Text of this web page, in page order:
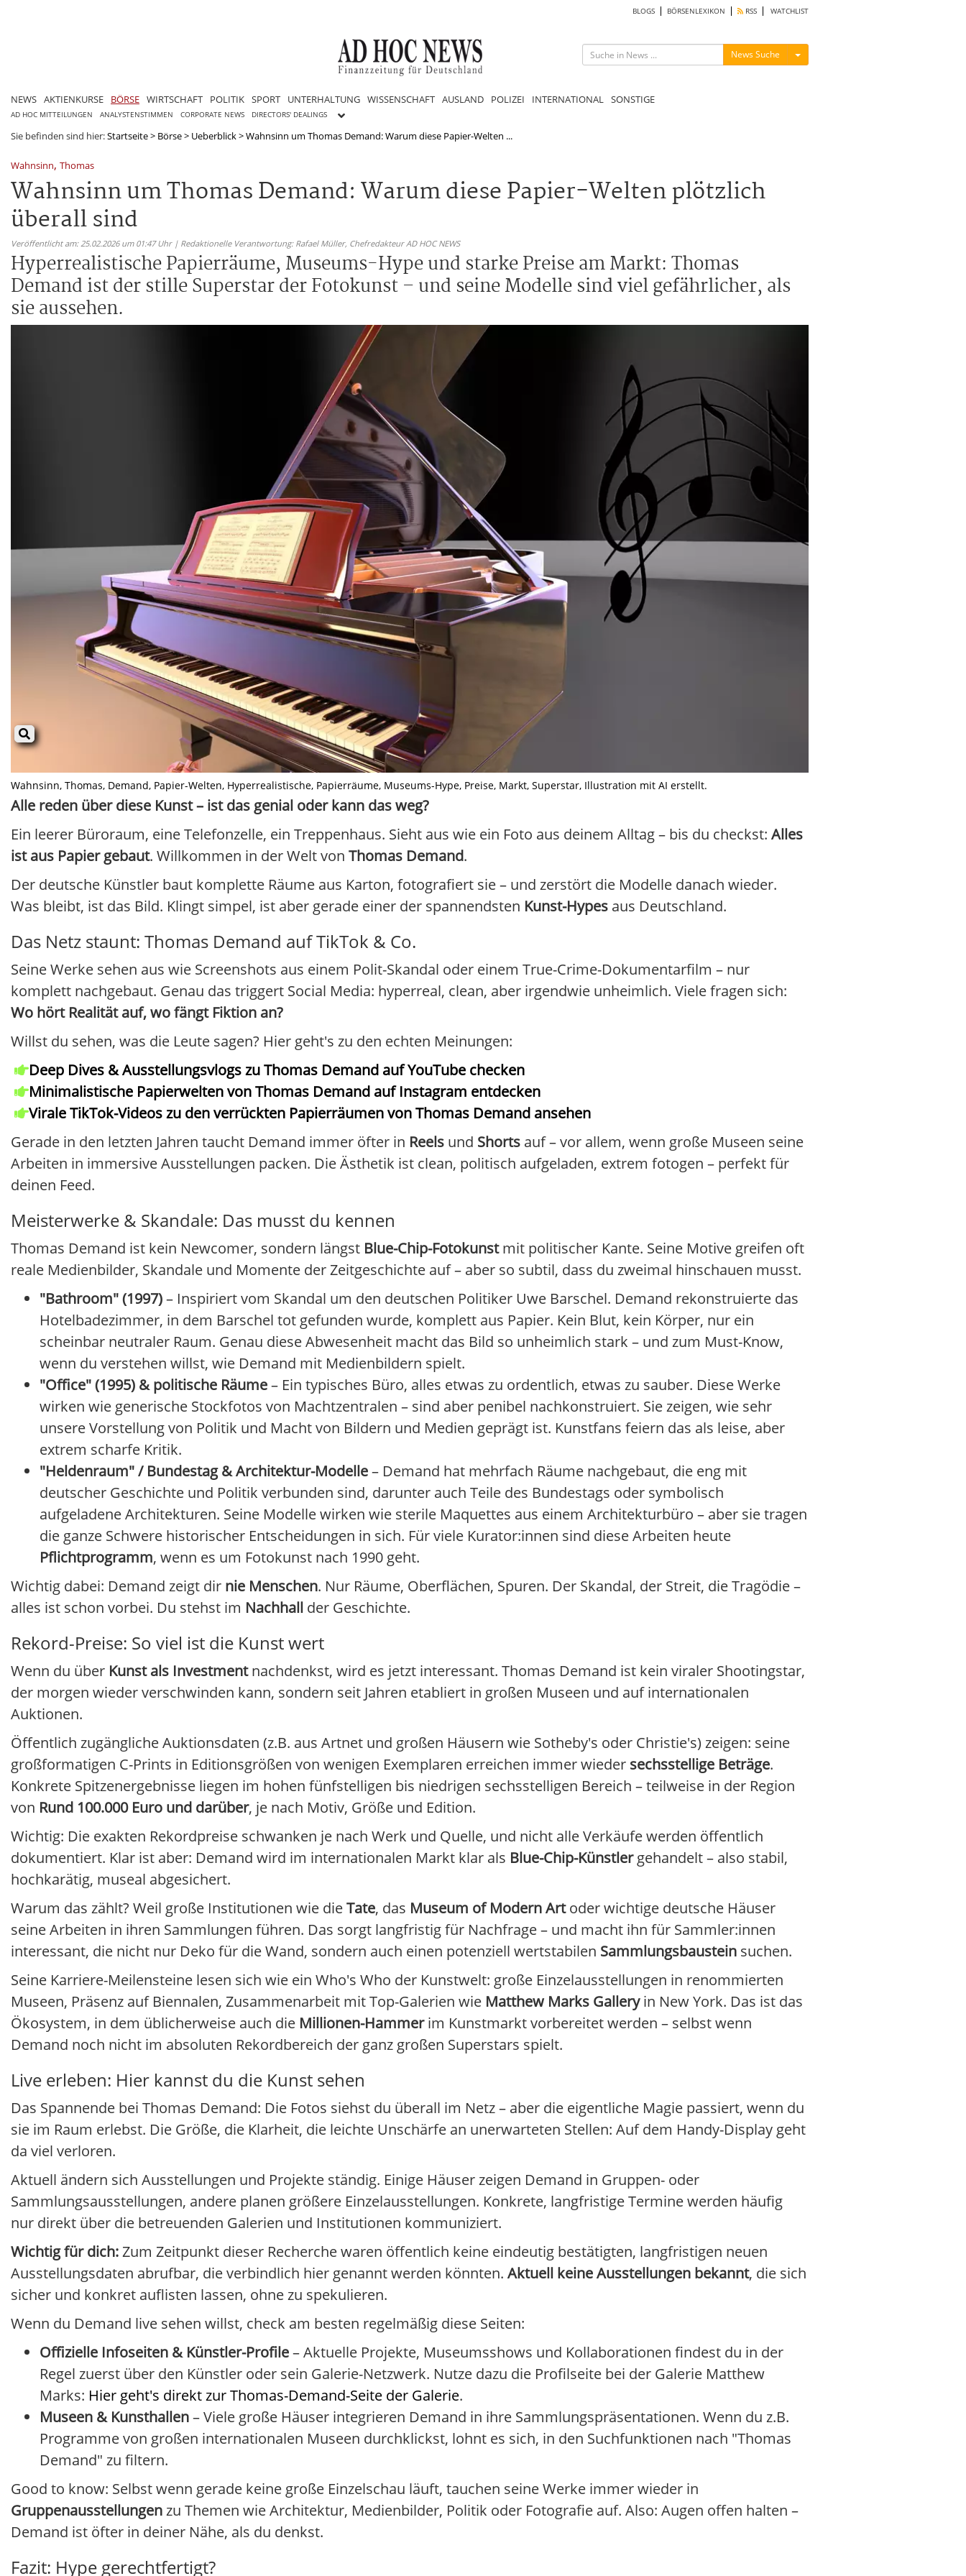
BLOGS BÖRSENLEXIKON RSS WATCHLIST
News Suche Menü ein-/ausblenden
NEWS AKTIENKURSE BÖRSE WIRTSCHAFT POLITIK SPORT UNTERHALTUNG WISSENSCHAFT AUSLAND POLIZEI INTERNATIONAL SONSTIGE
AD HOC MITTEILUNGEN ANALYSTENSTIMMEN CORPORATE NEWS DIRECTORS' DEALINGS
Sie befinden sind hier:Startseite> Börse> Ueberblick>Wahnsinn um Thomas Demand: Warum diese Papier-Welten ...
Wahnsinn, Thomas
Wahnsinn um Thomas Demand: Warum diese Papier-Welten plötzlich
überall sind
Veröffentlicht am: 25.02.2026 um 01:47 Uhr | Redaktionelle Verantwortung: Rafael Müller, Chefredakteur AD HOC NEWS
Hyperrealistische Papierräume, Museums-Hype und starke Preise am Markt: Thomas
Demand ist der stille Superstar der Fotokunst – und seine Modelle sind viel gefährlicher, als
sie aussehen.
Wahnsinn, Thomas, Demand, Papier-Welten, Hyperrealistische, Papierräume, Museums-Hype, Preise, Markt, Superstar, Illustration mit AI erstellt.
Alle reden über diese Kunst – ist das genial oder kann das weg?
Ein leerer Büroraum, eine Telefonzelle, ein Treppenhaus. Sieht aus wie ein Foto aus deinem Alltag – bis du checkst: Alles
ist aus Papier gebaut. Willkommen in der Welt von Thomas Demand.
Der deutsche Künstler baut komplette Räume aus Karton, fotografiert sie – und zerstört die Modelle danach wieder.
Was bleibt, ist das Bild. Klingt simpel, ist aber gerade einer der spannendsten Kunst-Hypes aus Deutschland.
Das Netz staunt: Thomas Demand auf TikTok & Co.
Seine Werke sehen aus wie Screenshots aus einem Polit-Skandal oder einem True-Crime-Dokumentarfilm – nur
komplett nachgebaut. Genau das triggert Social Media: hyperreal, clean, aber irgendwie unheimlich. Viele fragen sich:
Wo hört Realität auf, wo fängt Fiktion an?
Willst du sehen, was die Leute sagen? Hier geht's zu den echten Meinungen:
Deep Dives & Ausstellungsvlogs zu Thomas Demand auf YouTube checken
Minimalistische Papierwelten von Thomas Demand auf Instagram entdecken
Virale TikTok-Videos zu den verrückten Papierräumen von Thomas Demand ansehen
Gerade in den letzten Jahren taucht Demand immer öfter in Reels und Shorts auf – vor allem, wenn große Museen seine
Arbeiten in immersive Ausstellungen packen. Die Ästhetik ist clean, politisch aufgeladen, extrem fotogen – perfekt für
deinen Feed.
Meisterwerke & Skandale: Das musst du kennen
Thomas Demand ist kein Newcomer, sondern längst Blue-Chip-Fotokunstmit politischer Kante. Seine Motive greifen oft
reale Medienbilder, Skandale und Momente der Zeitgeschichte auf – aber so subtil, dass du zweimal hinschauen musst.
"Bathroom" (1997)– Inspiriert vom Skandal um den deutschen Politiker Uwe Barschel. Demand rekonstruierte das
Hotelbadezimmer, in dem Barschel tot gefunden wurde, komplett aus Papier. Kein Blut, kein Körper, nur ein
scheinbar neutraler Raum. Genau diese Abwesenheit macht das Bild so unheimlich stark – und zum Must-Know,
wenn du verstehen willst, wie Demand mit Medienbildern spielt.
"Office" (1995) & politische Räume– Ein typisches Büro, alles etwas zu ordentlich, etwas zu sauber. Diese Werke
wirken wie generische Stockfotos von Machtzentralen – sind aber penibel nachkonstruiert. Sie zeigen, wie sehr
unsere Vorstellung von Politik und Macht von Bildern und Medien geprägt ist. Kunstfans feiern das als leise, aber
extrem scharfe Kritik.
"Heldenraum" / Bundestag & Architektur-Modelle– Demand hat mehrfach Räume nachgebaut, die eng mit
deutscher Geschichte und Politik verbunden sind, darunter auch Teile des Bundestags oder symbolisch
aufgeladene Architekturen. Seine Modelle wirken wie sterile Maquettes aus einem Architekturbüro – aber sie tragen
die ganze Schwere historischer Entscheidungen in sich. Für viele Kurator:innen sind diese Arbeiten heute
Pflichtprogramm, wenn es um Fotokunst nach 1990 geht.
Wichtig dabei: Demand zeigt dir nie Menschen. Nur Räume, Oberflächen, Spuren. Der Skandal, der Streit, die Tragödie –
alles ist schon vorbei. Du stehst im Nachhall der Geschichte.
Rekord-Preise: So viel ist die Kunst wert
Wenn du über Kunst als Investmentnachdenkst, wird es jetzt interessant. Thomas Demand ist kein viraler Shootingstar,
der morgen wieder verschwinden kann, sondern seit Jahren etabliert in großen Museen und auf internationalen
Auktionen.
Öffentlich zugängliche Auktionsdaten (z.B. aus Artnet und großen Häusern wie Sotheby's oder Christie's) zeigen: seine
großformatigen C-Prints in Editionsgrößen von wenigen Exemplaren erreichen immer wieder sechsstellige Beträge.
Konkrete Spitzenergebnisse liegen im hohen fünfstelligen bis niedrigen sechsstelligen Bereich – teilweise in der Region
von Rund 100.000 Euro und darüber, je nach Motiv, Größe und Edition.
Wichtig: Die exakten Rekordpreise schwanken je nach Werk und Quelle, und nicht alle Verkäufe werden öffentlich
dokumentiert. Klar ist aber: Demand wird im internationalen Markt klar als Blue-Chip-Künstlergehandelt – also stabil,
hochkarätig, museal abgesichert.
Warum das zählt? Weil große Institutionen wie dieTate, das Museum of Modern Artoder wichtige deutsche Häuser
seine Arbeiten in ihren Sammlungen führen. Das sorgt langfristig für Nachfrage – und macht ihn für Sammler:innen
interessant, die nicht nur Deko für die Wand, sondern auch einen potenziell wertstabilen Sammlungsbaustein suchen.
Seine Karriere-Meilensteine lesen sich wie ein Who's Who der Kunstwelt: große Einzelausstellungen in renommierten
Museen, Präsenz auf Biennalen, Zusammenarbeit mit Top-Galerien wie Matthew Marks Galleryin New York. Das ist das
Ökosystem, in dem üblicherweise auch die Millionen-Hammerim Kunstmarkt vorbereitet werden – selbst wenn
Demand noch nicht im absoluten Rekordbereich der ganz großen Superstars spielt.
Live erleben: Hier kannst du die Kunst sehen
Das Spannende bei Thomas Demand: Die Fotos siehst du überall im Netz – aber die eigentliche Magie passiert, wenn du
sie im Raum erlebst. Die Größe, die Klarheit, die leichte Unschärfe an unerwarteten Stellen: Auf dem Handy-Display geht
da viel verloren.
Aktuell ändern sich Ausstellungen und Projekte ständig. Einige Häuser zeigen Demand in Gruppen- oder
Sammlungsausstellungen, andere planen größere Einzelausstellungen. Konkrete, langfristige Termine werden häufig
nur direkt über die betreuenden Galerien und Institutionen kommuniziert.
Wichtig für dich:Zum Zeitpunkt dieser Recherche waren öffentlich keine eindeutig bestätigten, langfristigen neuen
Ausstellungsdaten abrufbar, die verbindlich hier genannt werden könnten. Aktuell keine Ausstellungen bekannt, die sich
sicher und konkret auflisten lassen, ohne zu spekulieren.
Wenn du Demand live sehen willst, check am besten regelmäßig diese Seiten:
Offizielle Infoseiten & Künstler-Profile– Aktuelle Projekte, Museumsshows und Kollaborationen findest du in der
Regel zuerst über den Künstler oder sein Galerie-Netzwerk. Nutze dazu die Profilseite bei der Galerie Matthew
Marks: Hier geht's direkt zur Thomas-Demand-Seite der Galerie.
Museen & Kunsthallen– Viele große Häuser integrieren Demand in ihre Sammlungspräsentationen. Wenn du z.B.
Programme von großen internationalen Museen durchklickst, lohnt es sich, in den Suchfunktionen nach "Thomas
Demand" zu filtern.
Good to know: Selbst wenn gerade keine große Einzelschau läuft, tauchen seine Werke immer wieder in
Gruppenausstellungenzu Themen wie Architektur, Medienbilder, Politik oder Fotografie auf. Also: Augen offen halten –
Demand ist öfter in deiner Nähe, als du denkst.
Fazit: Hype gerechtfertigt?